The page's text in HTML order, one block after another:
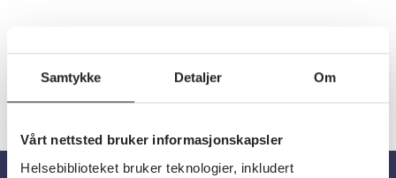
Samtykke Detaljer Om
Vårt nettsted bruker informasjonskapsler
Helsebiblioteket bruker teknologier, inkludert
« 1 »